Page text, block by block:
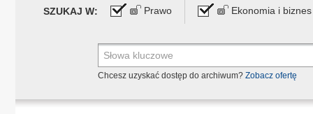
SZUKAJ W: Prawo Ekonomia i biznes
Chcesz uzyskać dostęp do archiwum? Zobacz ofertę